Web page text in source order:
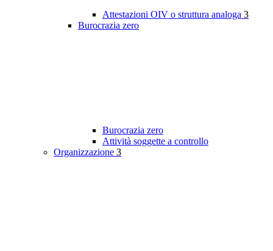
Attestazioni OIV o struttura analoga 3
Burocrazia zero
Burocrazia zero
Attività soggette a controllo
Organizzazione 3